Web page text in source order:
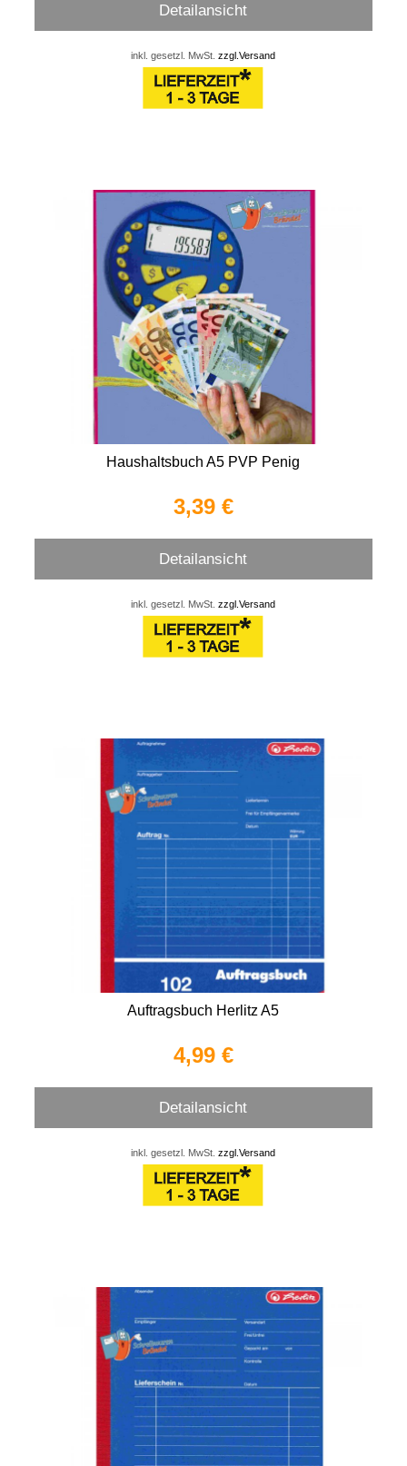
Detailansicht
inkl. gesetzl. MwSt.zzgl.Versand
Haushaltsbuch A5 PVP Penig
3,39 €
Detailansicht
inkl. gesetzl. MwSt.zzgl.Versand
Auftragsbuch Herlitz A5
4,99 €
Detailansicht
inkl. gesetzl. MwSt.zzgl.Versand